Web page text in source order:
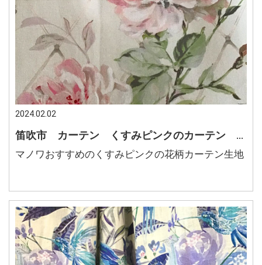
2024.02.02
笛吹市 カーテン くすみピンクのカーテン 大人可愛い花柄
マノワおすすめのくすみピンクの花柄カーテン生地